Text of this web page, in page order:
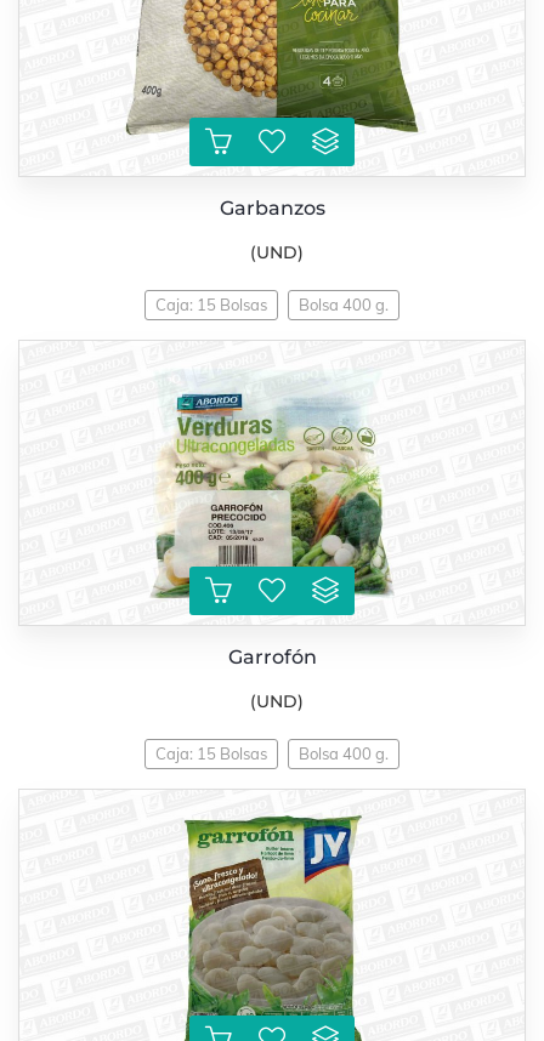
Garbanzos
(UND)
Caja: 15 Bolsas Bolsa 400 g.
Garrofón
(UND)
Caja: 15 Bolsas Bolsa 400 g.